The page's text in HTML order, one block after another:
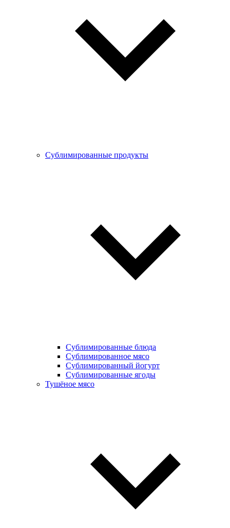
Сублимированные продукты
Сублимированные блюда
Cублимированное мясо
Сублимированный йогурт
Сублимированные ягоды
Тушёное мясо